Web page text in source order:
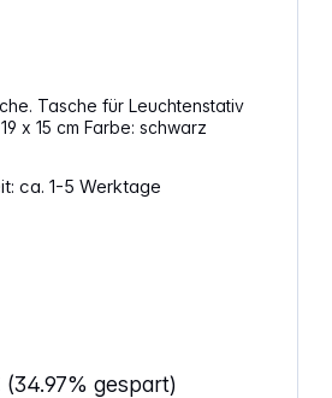
ca. 1-5 Werktage
(34.97% gespart)